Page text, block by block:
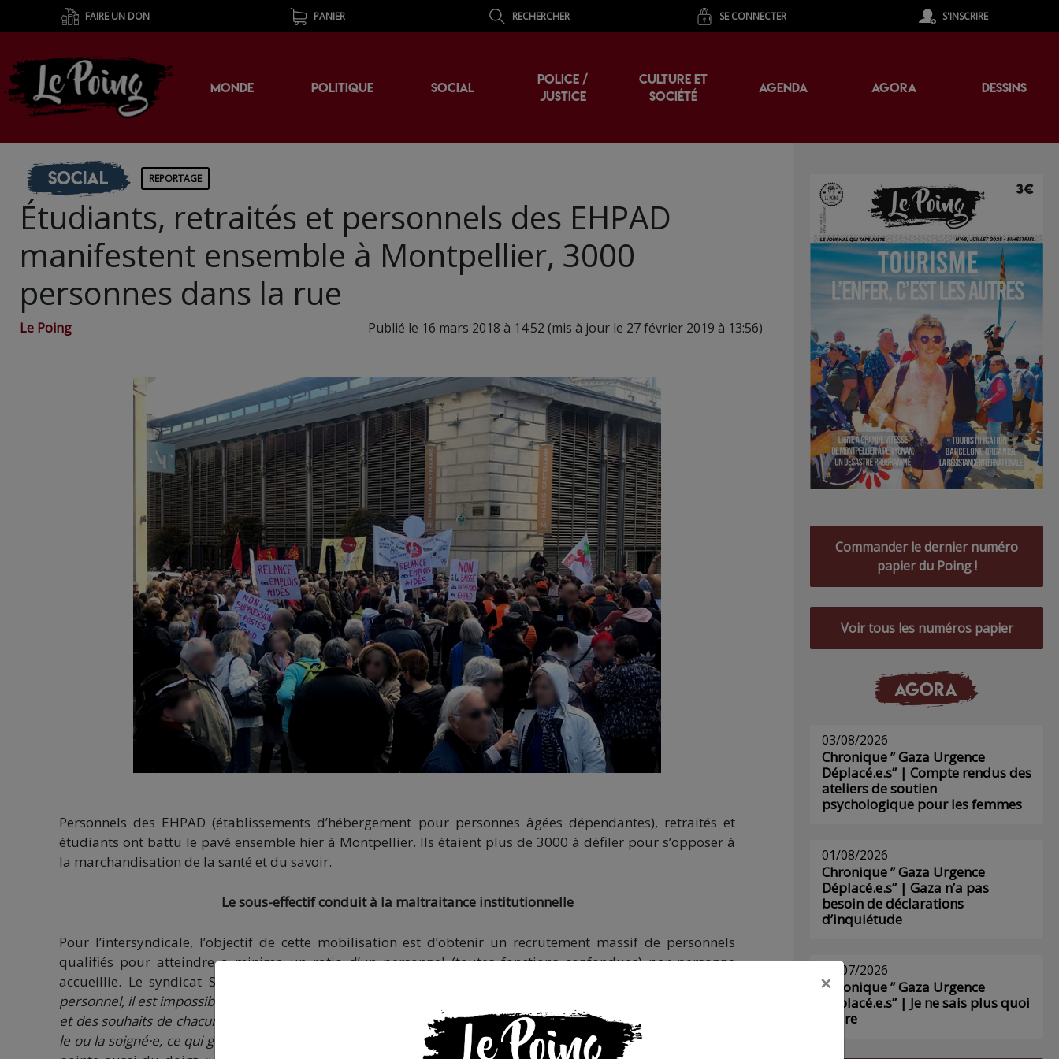
FAIRE UN DON PANIER RECHERCHER SE CONNECTER S'INSCRIRE
MONDE POLITIQUE SOCIAL
POLICE /
JUSTICE
CULTURE ET
SOCIÉTÉ
AGENDA AGORA DESSINS
Social REPORTAGE
Étudiants, retraités et personnels des EHPAD
manifestent ensemble à Montpellier, 3000
personnes dans la rue
Le Poing Publié le 16 mars 2018 à 14:52 (mis à jour le 27 février 2019 à 13:56)
Personnels des EHPAD (établissements d’hébergement pour personnes âgées dépendantes), retraités et
étudiants ont battu le pavé ensemble hier à Montpellier. Ils étaient plus de 3000 à défiler pour s’opposer à
la marchandisation de la santé et du savoir.
Le sous-effectif conduit à la maltraitance institutionnelle
Pour l’intersyndicale, l’objectif de cette mobilisation est d’obtenir un recrutement massif de personnels
qualifiés pour atteindre a minima un ratio d’un personnel (toutes fonctions confondues) par personne
accueillie. Le syndicat Sud Santé dénonce une situation
personnel, il est impossible de travailler sur la relation à l’autre, sur l’écoute, sur la prise en compte des besoins
et des souhaits de chacune des personnes âgées.
Le manque de temps conduit à écourter l’échange avec
le ou la soigné·e, ce qui génère frustration et culpabilité avec la crainte de devenir maltraitant·e »
Commander le dernier numéro
papier du Poing !
Voir tous les numéros papier
AGORA
03/08/2026
Chronique ” Gaza Urgence
Déplacé.e.s” | Compte rendus des
ateliers de soutien
psychologique pour les femmes
01/08/2026
Chronique ” Gaza Urgence
Déplacé.e.s” | Gaza n’a pas
besoin de déclarations
d’inquiétude
29/07/2026
Chronique ” Gaza Urgence
Déplacé.e.s” | Je ne sais plus quoi
écrire
×